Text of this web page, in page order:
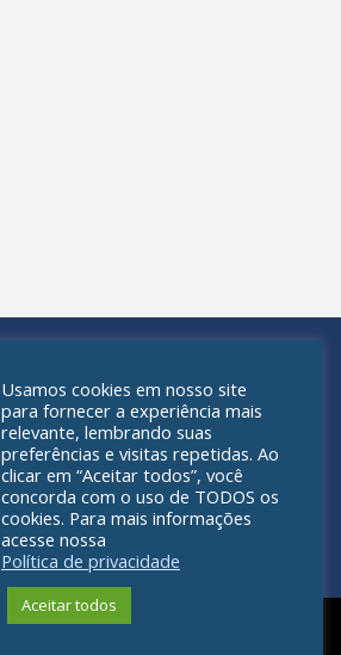
Usamos cookies em nosso site
para fornecer a experiência mais
relevante, lembrando suas
preferências e visitas repetidas. Ao
clicar em “Aceitar todos”, você
concorda com o uso de TODOS os
cookies. Para mais informações
acesse nossa
Política de privacidade
Aceitar todos